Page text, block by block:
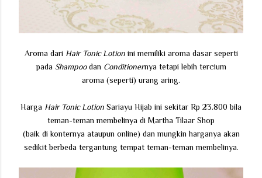
Aroma dari Hair Tonic Lotionini memiliki aroma dasar seperti
pada Shampoodan Conditionernya tetapi lebih tercium
aroma (seperti) urang aring.
Harga Hair Tonic Lotion Sariayu Hijab ini sekitar Rp 23.800 bila
teman-teman membelinya di Martha Tilaar Shop
(baik di konternya ataupun online) dan mungkin harganya akan
sedikit berbeda tergantung tempat teman-teman membelinya.